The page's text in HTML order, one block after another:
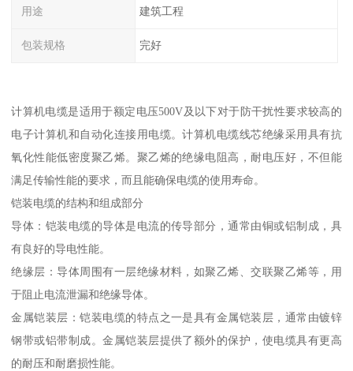
用途 建筑工程
包装规格 完好
计算机电缆是适用于额定电压500V及以下对于防干扰性要求较高的
电子计算机和自动化连接用电缆。计算机电缆线芯绝缘采用具有抗
氧化性能低密度聚乙烯。聚乙烯的绝缘电阻高，耐电压好，不但能
满足传输性能的要求，而且能确保电缆的使用寿命。
铠装电缆的结构和组成部分
导体：铠装电缆的导体是电流的传导部分，通常由铜或铝制成，具
有良好的导电性能。
绝缘层：导体周围有一层绝缘材料，如聚乙烯、交联聚乙烯等，用
于阻止电流泄漏和绝缘导体。
金属铠装层：铠装电缆的特点之一是具有金属铠装层，通常由镀锌
钢带或铝带制成。金属铠装层提供了额外的保护，使电缆具有更高
的耐压和耐磨损性能。